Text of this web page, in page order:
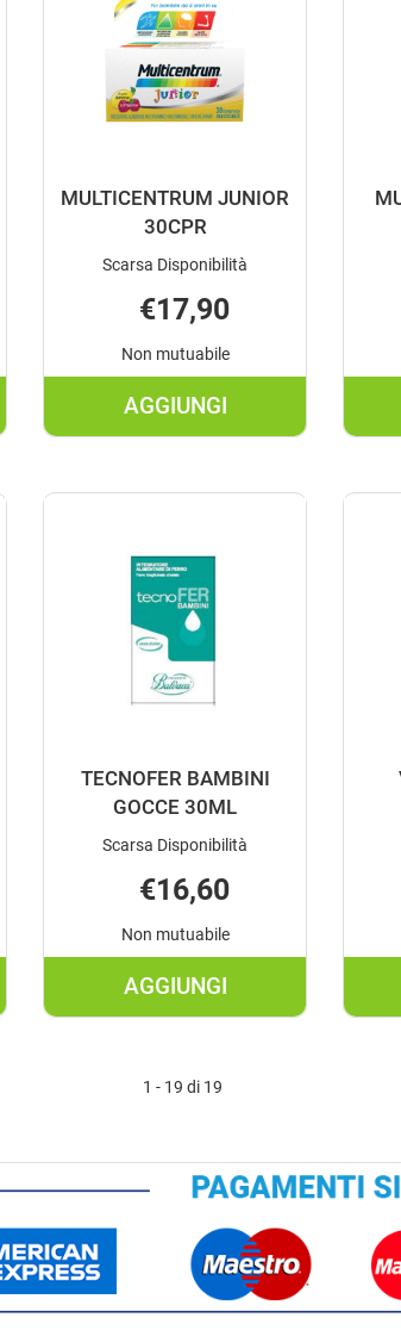
MULTICENTRUM JUNIOR
30CPR
Scarsa Disponibilità
€17,90
Non mutuabile
AGGIUNGI
AGGIUNGI
30CPR AL
TECNOFER BAMBINI
GOCCE 30ML
Scarsa Disponibilità
€16,60
Non mutuabile
AGGIUNGI
AGGIUNGI TECNOFER
30ML AL
1 - 19 di 19